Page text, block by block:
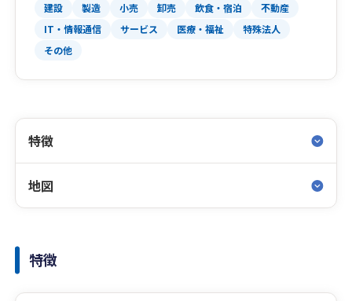
建設 製造 小売 卸売 飲食・宿泊
不動産
IT・情報通信
サービス 医療・福祉
特殊法人
その他
特徴
地図
特徴